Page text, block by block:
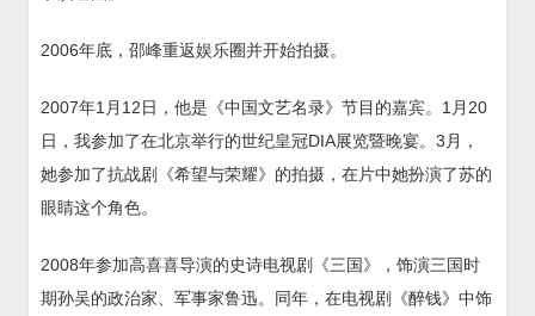
2006年底，邵峰重返娱乐圈并开始拍摄。
2007年1月12日，他是《中国文艺名录》节目的嘉宾。1月20
日，我参加了在北京举行的世纪皇冠DIA展览暨晚宴。3月，
她参加了抗战剧《希望与荣耀》的拍摄，在片中她扮演了苏的
眼睛这个角色。
2008年参加高喜喜导演的史诗电视剧《三国》，饰演三国时
期孙吴的政治家、军事家鲁迅。同年，在电视剧《醉钱》中饰